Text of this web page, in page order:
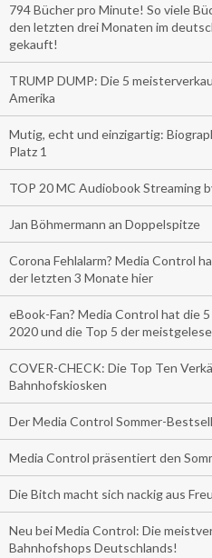
794 Bücher pro Minute! So viele
den letzten drei Monaten im
gekauft!
TRUMP DUMP: Die 5
Amerika
Mutig, echt und einzigartig:
Platz 1
TOP 20 MC Audiobook Streaming
Jan Böhmermann an Doppelspitze
Corona Fehlalarm? Media Control
der letzten 3 Monate hier
eBook-Fan? Media Control hat die
2020 und die Top 5 der
COVER-CHECK: Die Top Ten
Bahnhofskiosken
Der Media Control Sommer-
Media Control präsentiert den
Die Bitch macht sich nackig aus
Neu bei Media Control: Die
Bahnhofshops Deutschlands!